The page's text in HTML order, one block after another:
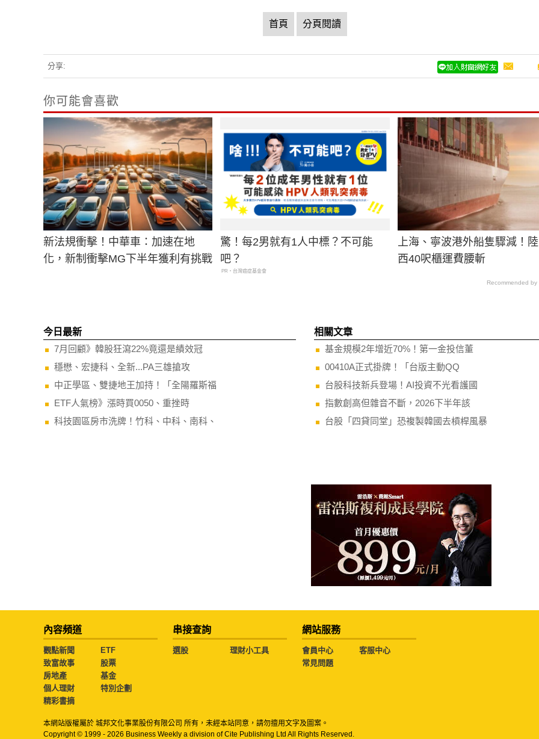
首頁 分頁閱讀
分享:
你可能會喜歡
新法規衝擊！中華車：加速在地
化，新制衝擊MG下半年獲利有挑戰
驚！每2男就有1人中標？不可能
吧？
PR・台灣癌症基金會
上海、寧波港外船隻驟減！
西40呎櫃運費腰斬
Recommended by
今日最新
7月回顧》韓股狂瀉22%竟還是績效冠
穩懋、宏捷科、全新...PA三雄搶攻
中正學區、雙捷地王加持！「全陽羅斯福
ETF人氣榜》漲時買0050、重挫時
科技園區房市洗牌！竹科、中科、南科、
相關文章
基金規模2年增近70%！第一金投信董
00410A正式掛牌！「台版主動QQ
台股科技新兵登場！AI投資不光看護國
指數創高但雜音不斷，2026下半年該
台股「四貸同堂」恐複製韓國去槓桿風暴
內容頻道
觀點新聞
ETF
致富故事
股票
房地產
基金
個人理財
特別企劃
精彩書摘
串接查詢
選股 理財小工具
網站服務
會員中心
客服中心
常見問題
本網站版權屬於 城邦文化事業股份有限公司 所有，未經本站同意，請勿擅用文字及圖案。
Copyright © 1999 - 2026 Business Weekly a division of Cite Publishing Ltd All Rights Reserved.